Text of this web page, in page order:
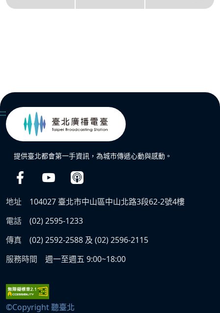
:::
提供臺北都會第一手資訊，為城市傳遞心動與感動。
地址
104027 臺北市中山區中山北路3段62-2號4樓
電話
(02) 2595-1233
傳真
(02) 2592-2588 及 (02) 2596-2115
服務時間
週一至週五 9:00~18:00
©Copyright 聽臺北